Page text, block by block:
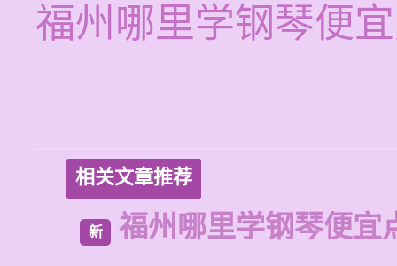
福州哪里学钢琴便
相关文章推荐
新 福州哪里学钢琴便宜